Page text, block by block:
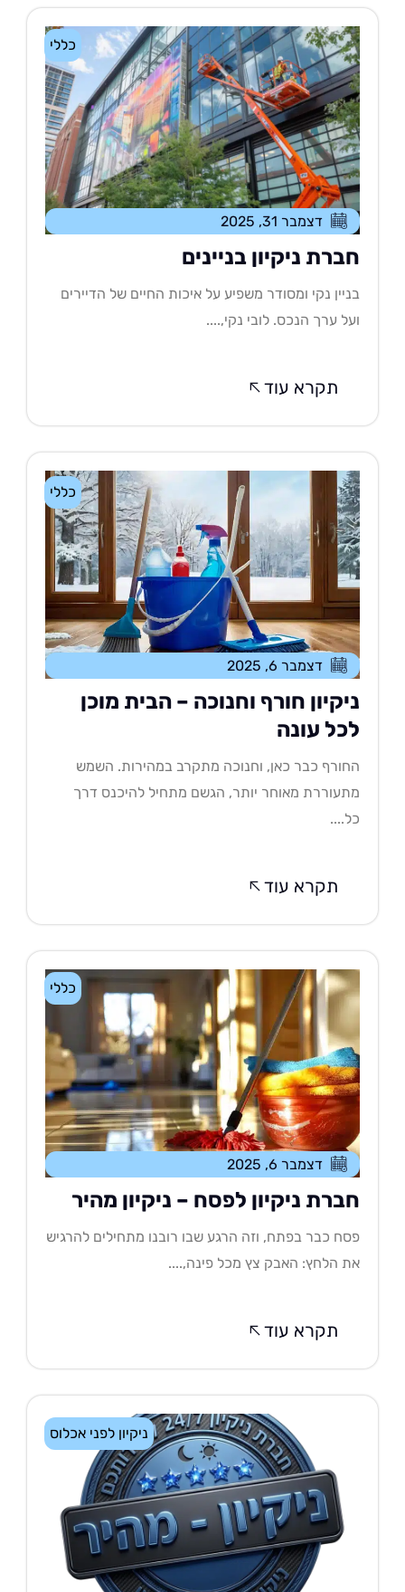
כללי
דצמבר 31, 2025
ניקיון בניינים
נקי ומסודר משפיע על איכות החיים של הדיירים
ערך הנכס. לובי נקי,....
תקרא עוד
כללי
דצמבר 6, 2025
חורף וחנוכה – הבית מוכן
עונה
כבר כאן, וחנוכה מתקרב במהירות. השמש
מאוחר יותר, הגשם מתחיל להיכנס דרך
תקרא עוד
כללי
דצמבר 6, 2025
ניקיון לפסח – ניקיון מהיר
כבר בפתח, וזה הרגע שבו רובנו מתחילים להרגיש
הלחץ: האבק צץ מכל פינה,....
תקרא עוד
ניקיון לפני אכלוס